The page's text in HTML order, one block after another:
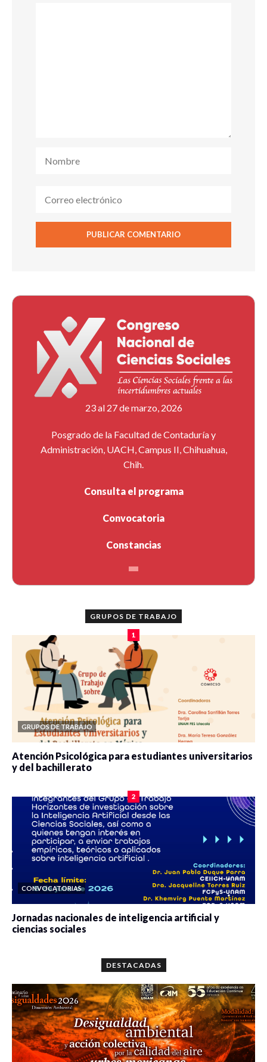
23 al 27 de marzo, 2026
Posgrado de la Facultad de Contaduría y
Administración, UACH, Campus II, Chihuahua,
Chih.
Consulta el programa
Convocatoria
Constancias
GRUPOS DE TRABAJO
1
GRUPOS DE TRABAJO
Atención Psicológica para estudiantes universitarios
y del bachillerato
2
CONVOCATORIAS
Jornadas nacionales de inteligencia artificial y
ciencias sociales
DESTACADAS